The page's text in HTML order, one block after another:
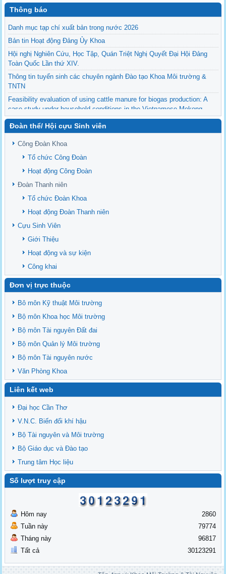
Thông báo
Danh mục tạp chí xuất bản trong nước 2026
Bản tin Hoạt động Đảng Ủy Khoa
Hội nghị Nghiên Cứu, Học Tập, Quán Triệt Nghị Quyết Đại Hội Đảng
Toàn Quốc Lần thứ XIV.
Thông tin tuyển sinh các chuyên ngành Đào tạo Khoa Môi trường &
TNTN
Feasibility evaluation of using cattle manure for biogas production: A
case study under household conditions in the Vietnamese Mekong
Delta
Sediment properties in flood-based farming systems in the Vietnamese
upstream Mekong Delta
Danh mục tạp chí xuất bản Quốc Tế 2026
Danh Mục các Đề Tài NCKH cấp Tỉnh năm 2024
Văn bản - Quy định
Ban chấp hành Đảng bộ khoa
Đoàn thể/ Hội cựu Sinh viên
Công Đoàn Khoa
Tổ chức Công Đoàn
Hoạt động Công Đoàn
Đoàn Thanh niên
Tổ chức Đoàn Khoa
Hoạt động Đoàn Thanh niên
Cựu Sinh Viên
Giới Thiệu
Hoạt động và sự kiện
Công khai
Đơn vị trực thuộc
Bô môn Kỹ thuật Môi trường
Bộ môn Khoa học Môi trường
Bộ môn Tài nguyên Đất đai
Bộ môn Quản lý Môi trường
Bộ môn Tài nguyên nước
Văn Phòng Khoa
Liên kết web
Đại học Cần Thơ
V.N.C. Biến đổi khí hậu
Bộ Tài nguyên và Môi trường
Bộ Giáo dục và Đào tạo
Trung tâm Học liệu
Số lượt truy cập
Hôm nay
Tuần này
Tháng này
Tất cả
2860
79774
96817
30123291